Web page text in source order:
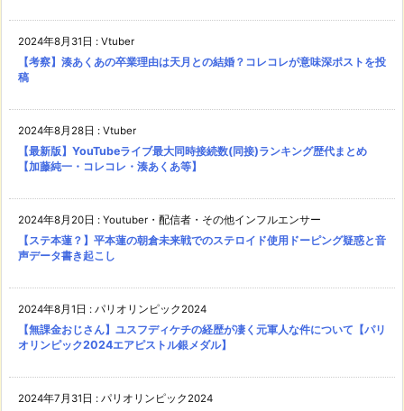
2024年8月31日 : Vtuber
【考察】湊あくあの卒業理由は天月との結婚？コレコレが意味深ポストを投
稿
2024年8月28日 : Vtuber
【最新版】YouTubeライブ最大同時接続数(同接)ランキング歴代まとめ
【加藤純一・コレコレ・湊あくあ等】
2024年8月20日 : Youtuber・配信者・その他インフルエンサー
【ステ本蓮？】平本蓮の朝倉未来戦でのステロイド使用ドーピング疑惑と音
声データ書き起こし
2024年8月1日 : パリオリンピック2024
【無課金おじさん】ユスフディケチの経歴が凄く元軍人な件について【パリ
オリンピック2024エアピストル銀メダル】
2024年7月31日 : パリオリンピック2024